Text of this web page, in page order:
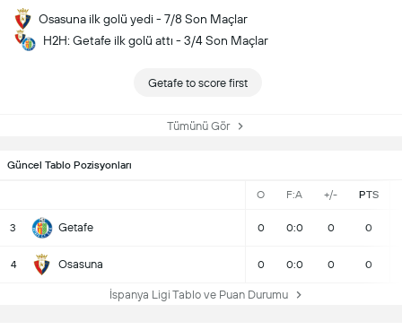
Osasuna ilk golü yedi - 7/8 Son Maçlar
H2H: Getafe ilk golü attı - 3/4 Son Maçlar
Getafe to score first
Tümünü Gör
Güncel Tablo Pozisyonları
O F:A +/- PTS
3 Getafe 0 0:0 0 0
4 Osasuna 0 0:0 0 0
İspanya Ligi Tablo ve Puan Durumu